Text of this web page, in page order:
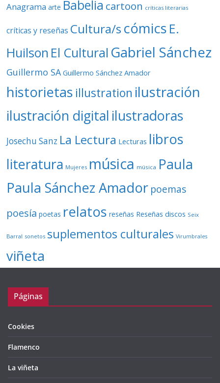
Anagrama arte Babelia cartoon críticas literarias
críticas y reseñas Cultura/s cómics E.
Huilson El Cultural Gabriel Sánchez
Guillermo SA Guillermo Sánchez Amador
historietas illustration ilustración
ilustración digital ilustradoras
Josechu Sanz La Lectura Lecturas libros
literatura Mujeres música música Paula
Paula Sánchez Amador poemas
poesía poetas relatos reseñas Reseñas discos Seix
Barral sonetos suplementos culturales Virumbrales
viñeta
Páginas
Cookies
Flamenco
La viñeta